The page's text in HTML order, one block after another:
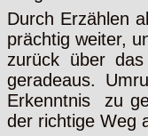
Durch Erzählen
prächtig weiter,
zurück über
geradeaus.
Erkenntnis zu
der richtige Weg